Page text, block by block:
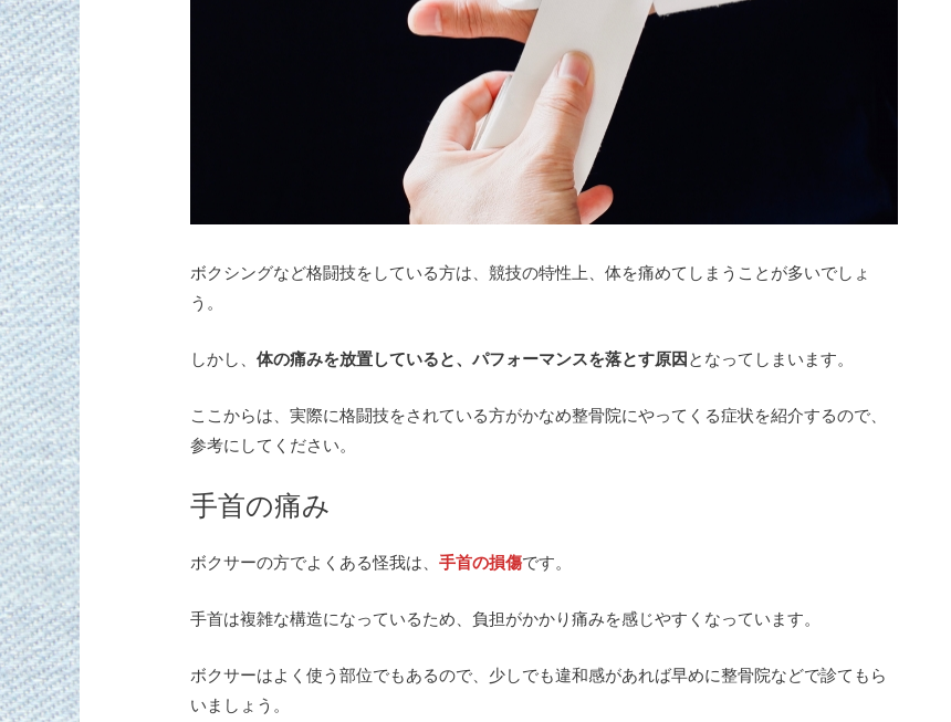
ボクシングなど格闘技をしている方は、競技の特性上、体を痛めてしまうことが多いでしょ
う。
しかし、体の痛みを放置していると、パフォーマンスを落とす原因 となってしまいます。
ここからは、実際に格闘技をされている方がかなめ整骨院にやってくる症状を紹介するので、
参考にしてください。
手首の痛み
ボクサーの方でよくある怪我は、手首の損傷です。
手首は複雑な構造になっているため、負担がかかり痛みを感じやすくなっています。
ボクサーはよく使う部位でもあるので、少しでも違和感があれば早めに整骨院などで診てもら
いましょう。